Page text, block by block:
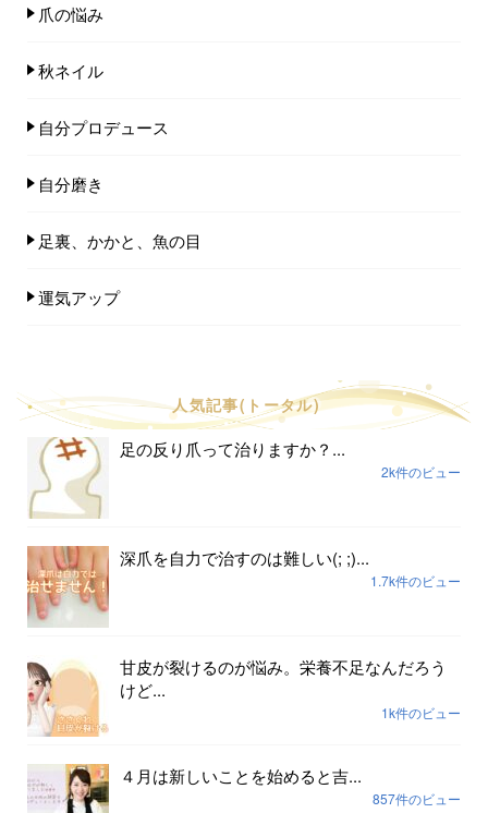
爪の悩み
秋ネイル
自分プロデュース
自分磨き
足裏、かかと、魚の目
運気アップ
人気記事(トータル)
足の反り爪って治りますか？...
2k件のビュー
深爪を自力で治すのは難しい(; ;)...
1.7k件のビュー
甘皮が裂けるのが悩み。栄養不足なんだろう
けど...
1k件のビュー
４月は新しいことを始めると吉...
857件のビュー